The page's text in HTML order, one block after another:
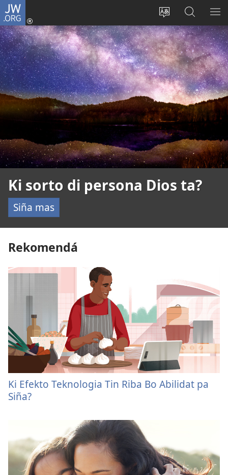
JW.ORG
Kambia
idioma
di
e
website
Log
(opens
new
window)
Buska
Riba
JW.ORG
Ki sorto di persona Dios ta?
Siña mas
Rekomendá
Ki Efekto Teknologia Tin Riba Bo Abilidat pa
Siña?